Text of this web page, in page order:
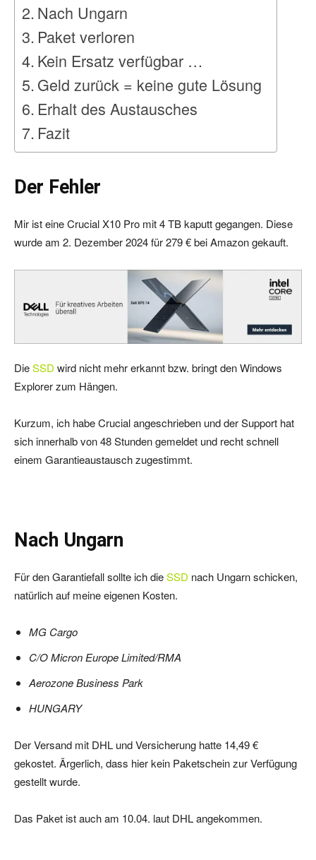
Nach Ungarn
Paket verloren
Kein Ersatz verfügbar …
Geld zurück = keine gute Lösung
Erhalt des Austausches
Fazit
Der Fehler
Mir ist eine Crucial X10 Pro mit 4 TB kaputt gegangen. Diese
wurde am 2. Dezember 2024 für 279 € bei Amazon gekauft.
DieSSD wird nicht mehr erkannt bzw. bringt den Windows
Explorer zum Hängen.
Kurzum, ich habe Crucial angeschrieben und der Support hat
sich innerhalb von 48 Stunden gemeldet und recht schnell
einem Garantieaustausch zugestimmt.
Nach Ungarn
Für den Garantiefall sollte ich dieSSD nach Ungarn schicken,
natürlich auf meine eigenen Kosten.
MG Cargo
C/O Micron Europe Limited/RMA
Aerozone Business Park
HUNGARY
Der Versand mit DHL und Versicherung hatte 14,49 €
gekostet. Ärgerlich, dass hier kein Paketschein zur Verfügung
gestellt wurde.
Das Paket ist auch am 10.04. laut DHL angekommen.